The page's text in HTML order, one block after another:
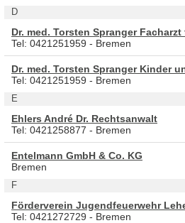
D
Dr. med. Torsten Spranger
Tel: 0421251959 - Bremen
Dr. med. Torsten Spranger Kinder
Tel: 0421251959 - Bremen
E
Ehlers André Dr. Rechtsanwalt
Tel: 0421258877 - Bremen
Entelmann GmbH & Co. KG
Bremen
F
Förderverein Jugendfeuerwehr
Tel: 0421272729 - Bremen